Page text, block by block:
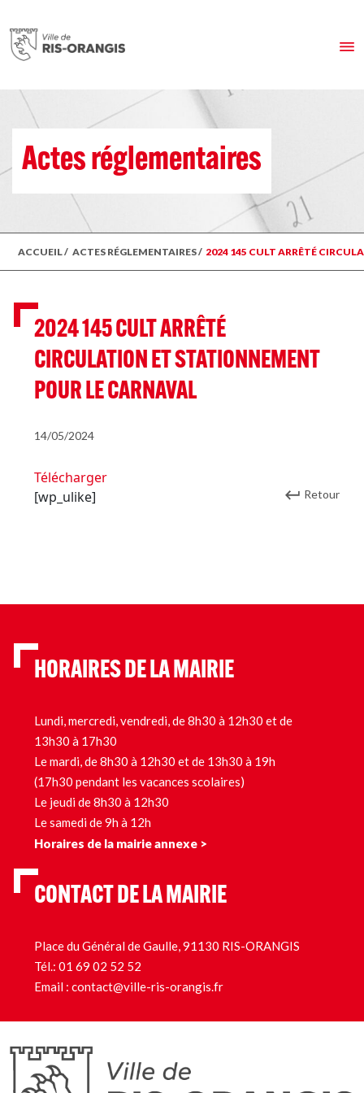
Actes réglementaires
ACCUEIL/ ACTES RÉGLEMENTAIRES/ 2024 145 CULT ARRÊTÉ
2024 145 CULT ARRÊTÉ
CIRCULATION ET STATIONNEMENT
POUR LE CARNAVAL
14/05/2024
Télécharger
[wp_ulike]
Retour
HORAIRES DE LA MAIRIE
Lundi, mercredi, vendredi, de 8h30 à 12h30 et de
13h30 à 17h30
Le mardi, de 8h30 à 12h30 et de 13h30 à 19h
(17h30 pendant les vacances scolaires)
Le jeudi de 8h30 à 12h30
Le samedi de 9h à 12h
Horaires de la mairie annexe >
CONTACT DE LA MAIRIE
Place du Général de Gaulle, 91130 RIS-ORANGIS
Tél.: 01 69 02 52 52
Email : contact@ville-ris-orangis.fr